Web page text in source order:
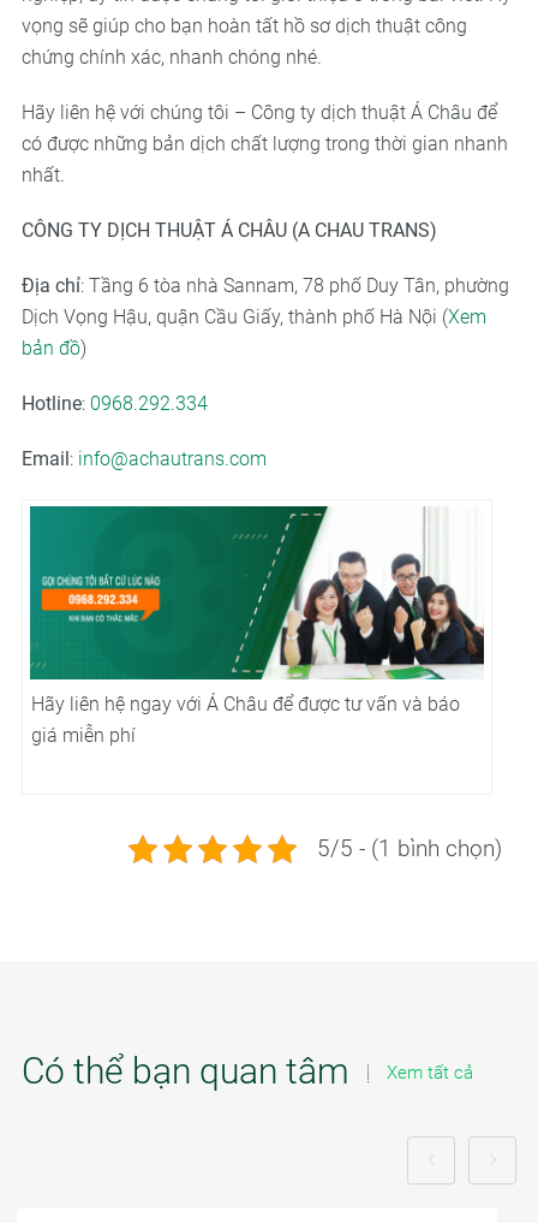
vọng sẽ giúp cho bạn hoàn tất hồ sơ dịch thuật công
chứng chính xác, nhanh chóng nhé.
Hãy liên hệ với chúng tôi – Công ty dịch thuật Á Châu để
có được những bản dịch chất lượng trong thời gian nhanh
nhất.
CÔNG TY DỊCH THUẬT Á CHÂU (A CHAU TRANS)
Địa chỉ: Tầng 6 tòa nhà Sannam, 78 phố Duy Tân, phường
Dịch Vọng Hậu, quận Cầu Giấy, thành phố Hà Nội (Xem
bản đồ)
Hotline: 0968.292.334
Email: info@achautrans.com
Hãy liên hệ ngay với Á Châu để được tư vấn và báo
giá miễn phí
5/5 - (1 bình chọn)
Có thể bạn quan tâm Xem tất cả